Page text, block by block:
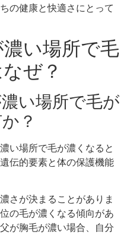
の健康と快適さにとって
い場所で毛
ぜ？
い場所で毛が
？
い場所で毛が濃くなると
伝的要素と体の保護機能
さが決まることがありま
の毛が濃くなる傾向があ
が胸毛が濃い場合、自分